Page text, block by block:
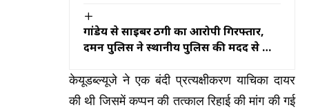
गांडेय से साइबर ठगी का आरोपी गिरफ्तार,
दमन पुलिस ने स्थानीय पुलिस की मदद से की
केयूडब्ल्यूजे ने एक बंदी प्रत्यक्षीकरण याचिका दायर
की थी जिसमें कप्पन की तत्काल रिहाई की मांग की गई